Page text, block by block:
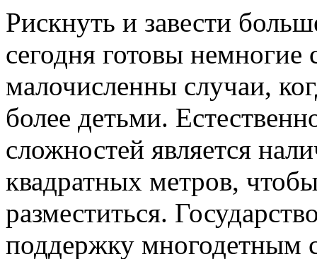
Рискнуть и завести
сегодня готовы
малочисленны случаи,
более детьми.
сложностей является
квадратных метров,
разместиться.
поддержку многодетным